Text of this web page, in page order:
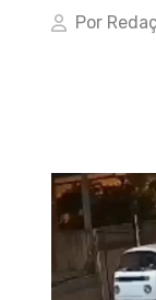
Por
Tocador
de
vídeo